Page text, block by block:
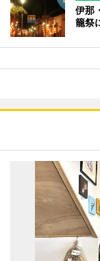
伊那
籠祭